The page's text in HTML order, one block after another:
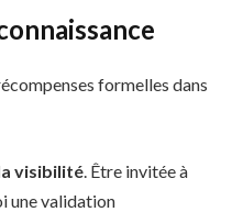
formelles dans
visibilité . Être invitée à
une validation